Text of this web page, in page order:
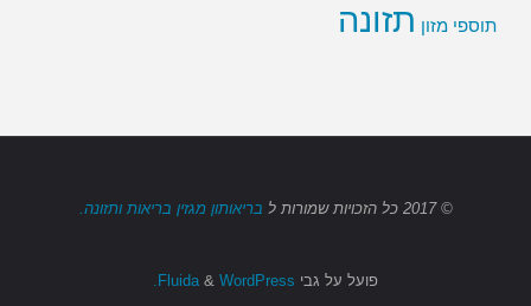
תוספי מזון תזונה
© 2017 כל הזכויות שמורות ל בריאותון מגזין בריאות ותזונה.
פועל על גבי & WordPress.